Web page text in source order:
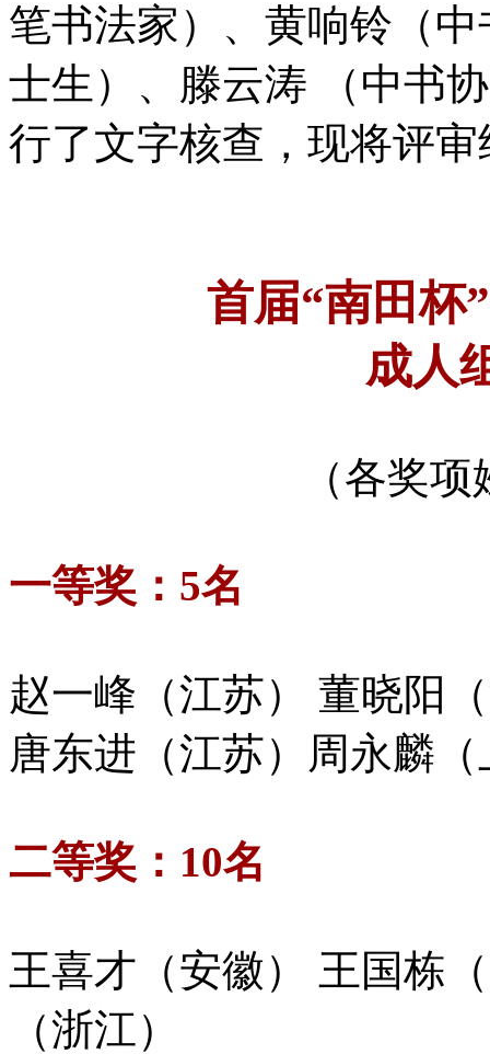
笔书法家）、黄响铃（
士生）、滕云涛 （中书
行了文字核查，现将评
首届“南田杯
成人
（各奖
一等奖：5名
赵一峰（江苏） 董晓阳
唐东进（江苏） 周永麟
二等奖：10名
王喜才（安徽） 王国栋
（浙江）